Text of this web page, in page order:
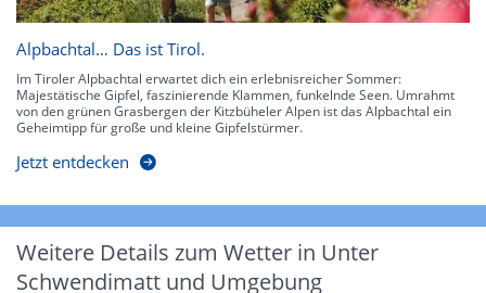
Alpbachtal… Das ist Tirol.
Im Tiroler Alpbachtal erwartet dich ein erlebnisreicher Sommer:
Majestätische Gipfel, faszinierende Klammen, funkelnde Seen. Umrahmt
von den grünen Grasbergen der Kitzbüheler Alpen ist das Alpbachtal ein
Geheimtipp für große und kleine Gipfelstürmer.
Jetzt entdecken
Weitere Details zum Wetter in Unter
Schwendimatt und Umgebung